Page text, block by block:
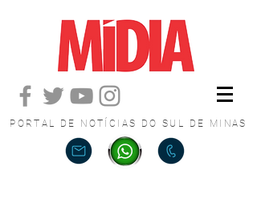
PORTAL DE NOTÍCIAS DO SUL DE MINAS